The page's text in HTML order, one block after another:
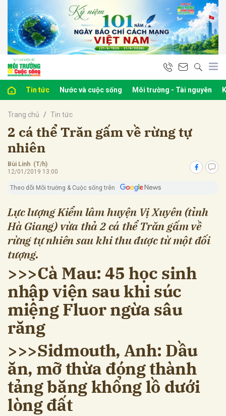
Tin tức Nước và cuộc sống Môi trường - Tài nguyên
Trang chủ Tin tức
2 cá thể Trăn gấm về rừng tự
nhiên
Bùi Linh (T/h)
12/01/2019 13:00
Theo dõi Môi trường & Cuộc sống trên
Lực lượng Kiểm lâm huyện Vị Xuyên (tỉnh
Hà Giang) vừa thả 2 cá thể Trăn gấm về
rừng tự nhiên sau khi thu được từ một đối
tượng.
>>>Cà Mau: 45 học sinh
nhập viện sau khi súc
miệng ​Fluor ngừa sâu
răng
>>>Sidmouth, Anh: Dầu
ăn, mỡ thừa đóng thành
tảng băng khổng lồ dưới
lòng đất
luận